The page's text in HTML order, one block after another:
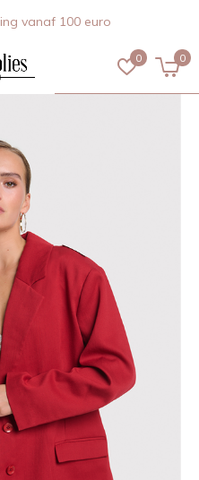
0 0
vanaf 100 euro